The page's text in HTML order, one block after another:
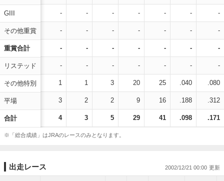
GIII
その他重賞
重賞合計
リステッド
その他特別
平場
合計
- - - - - - -
- - - - - - -
- - - - - - -
- - - - - - -
1 1 3 20 25 .040 .080
3 2 2 9 16 .188 .312
4 3 5 29 41 .098 .171
※「総合成績」はJRAのレースのみとなります。
出走レース 2002/12/21 00:00